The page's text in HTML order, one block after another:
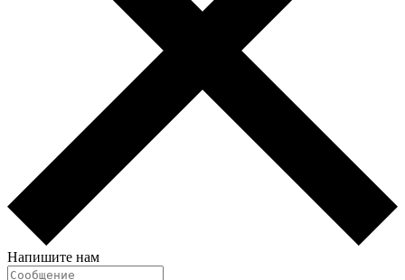
Напишите нам